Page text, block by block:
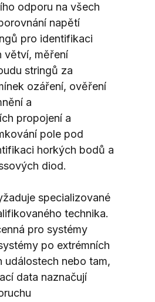
odporu na všech
napětí
pro identifikaci
větví, měření
stringů za
ozáření, ověření
a
propojení a
pole pod
horkých bodů a
diod.
specializované
technika.
pro systémy
po extrémních
událostech nebo tam,
data naznačují